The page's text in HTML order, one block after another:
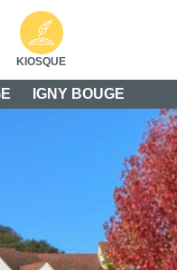
KIOSQUE
IGNY BOUGE